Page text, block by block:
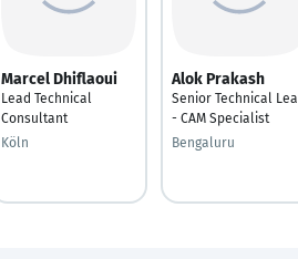
Marcel Dhiflaoui
Lead Technical
Consultant
Köln
Alok Prakash
Senior Technical
- CAM Specialist
Bengaluru